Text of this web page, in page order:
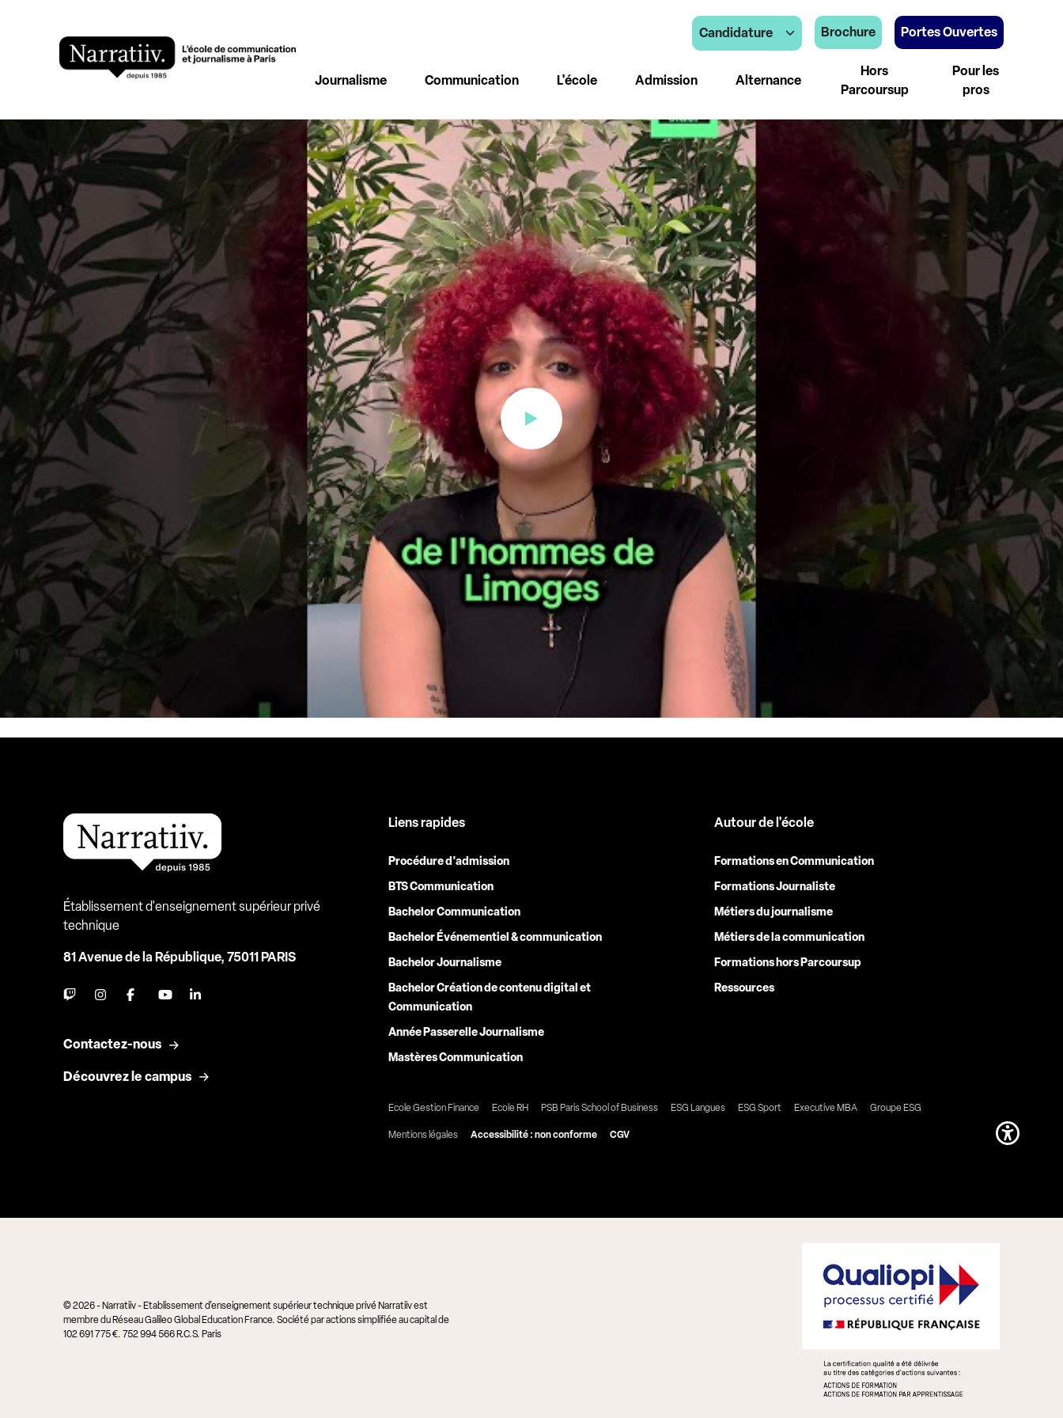
Candidature Brochure Portes Ouvertes
Journalisme Communication L'école Admission Alternance
Hors
Parcoursup
Pour les
pros
Établissement d'enseignement supérieur privé
technique
81 Avenue de la République, 75011 PARIS
Contactez-nous
Découvrez le campus
Liens rapides
Procédure d'admission
BTS Communication
Bachelor Communication
Bachelor Événementiel & communication
Bachelor Journalisme
Bachelor Création de contenu digital et
Communication
Année Passerelle Journalisme
Mastères Communication
Autour de l'école
Formations en Communication
Formations Journaliste
Métiers du journalisme
Métiers de la communication
Formations hors Parcoursup
Ressources
Ecole Gestion Finance Ecole RH PSB Paris School of Business ESG Langues ESG Sport Executive MBA Groupe ESG
Mentions légales Accessibilité : non conforme CGV
© 2026 - Narratiiv - Etablissement d'enseignement supérieur technique privé Narratiiv est
membre du Réseau Galileo Global Education France. Société par actions simplifiée au capital de
102 691 775 €. 752 994 566 R.C.S. Paris